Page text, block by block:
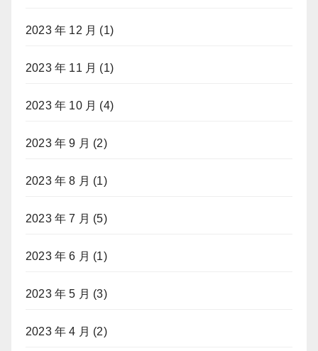
2023 年 12 月 (1)
2023 年 11 月 (1)
2023 年 10 月 (4)
2023 年 9 月 (2)
2023 年 8 月 (1)
2023 年 7 月 (5)
2023 年 6 月 (1)
2023 年 5 月 (3)
2023 年 4 月 (2)